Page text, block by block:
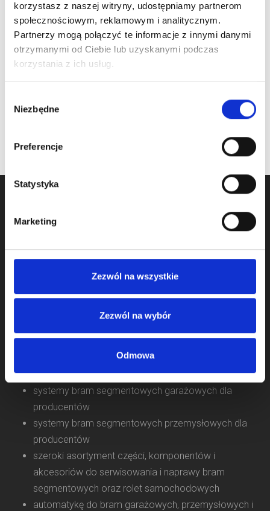
korzystasz z naszej witryny, udostępniamy partnerom
społecznościowym, reklamowym i analitycznym.
Partnerzy mogą połączyć te informacje z innymi danymi
otrzymanymi od Ciebie lub uzyskanymi podczas
korzystania z ich usług.
zgody
Niezbędne
Preferencje
Statystyka
Marketing
Zezwól na wszystkie
Zezwól na wybór
Odmowa
galwanizowany L
6000mm, klin 26062
lub 26064
Cena detaliczna (brutto)
220,00zł/ szt.
Cena detaliczna (brutto)
1,85zł/ szt.
Zajmujemy się sprzedażą komponentów do bram od 2009
od 2011 roku.
systemy bram segmentowych garażowych dla
producentów
systemy bram segmentowych przemysłowych dla
producentów
szeroki asortyment części, komponentów i
akcesoriów do serwisowania i naprawy bram
segmentowych oraz rolet samochodowych
automatykę do bram garażowych, przemysłowych i